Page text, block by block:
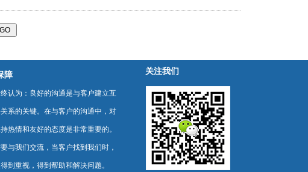
障
认为：良好的沟通是与客户建立互
系的关键。在与客户的沟通中，对
热情和友好的态度是非常重要的。
与我们交流，当客户找到我们时，
到重视，得到帮助和解决问题。
关注我们